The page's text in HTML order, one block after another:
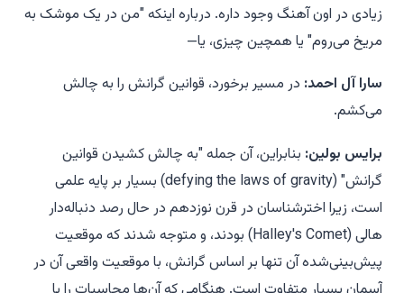
زیادی در اون آهنگ وجود داره. درباره اینکه "من در یک موشک به
مریخ می‌روم" یا همچین چیزی، یا—
سارا آل احمد: در مسیر برخورد، قوانین گرانش را به چالش
می‌کشم.
برایس بولین: بنابراین، آن جمله "به چالش کشیدن قوانین
گرانش" (defying the laws of gravity) بسیار بر پایه علمی
است، زیرا اخترشناسان در قرن نوزدهم در حال رصد دنباله‌دار
هالی (Halley's Comet) بودند، و متوجه شدند که موقعیت
پیش‌بینی‌شده آن تنها بر اساس گرانش، با موقعیت واقعی آن در